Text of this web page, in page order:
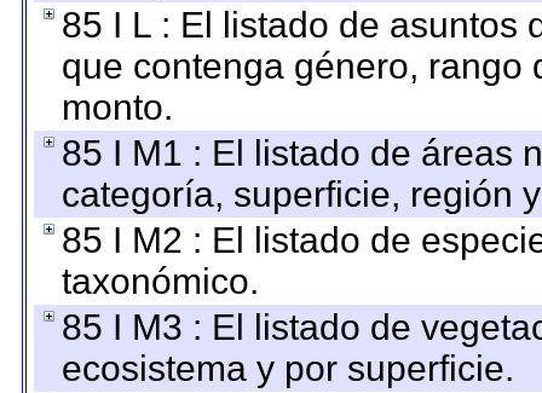
85 I L : El listado de asuntos
que contenga género, rango
monto.
85 I M1 : El listado de áreas
categoría, superficie, región
85 I M2 : El listado de
taxonómico.
85 I M3 : El listado de
ecosistema y por superficie.